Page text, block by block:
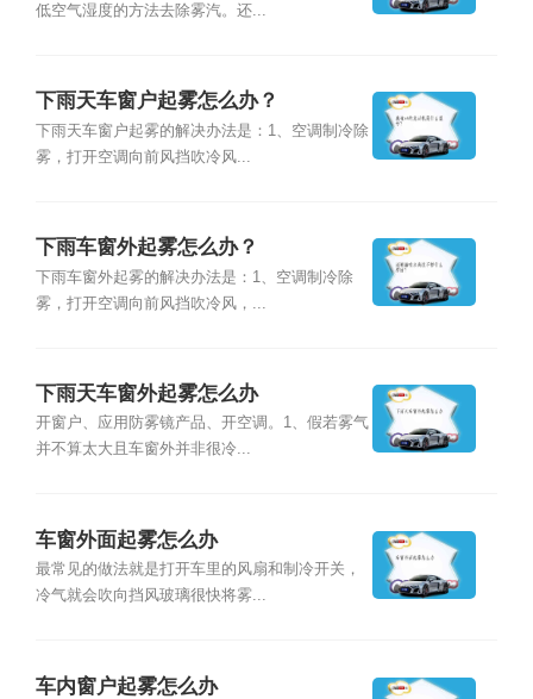
低空气湿度的方法去除雾汽。还...
下雨天车窗户起雾怎么办？
下雨天车窗户起雾的解决办法是：1、空调制冷除
雾，打开空调向前风挡吹冷风...
下雨车窗外起雾怎么办？
下雨车窗外起雾的解决办法是：1、空调制冷除
雾，打开空调向前风挡吹冷风，...
下雨天车窗外起雾怎么办
开窗户、应用防雾镜产品、开空调。1、假若雾气
并不算太大且车窗外并非很冷...
车窗外面起雾怎么办
最常见的做法就是打开车里的风扇和制冷开关，
冷气就会吹向挡风玻璃很快将雾...
车内窗户起雾怎么办